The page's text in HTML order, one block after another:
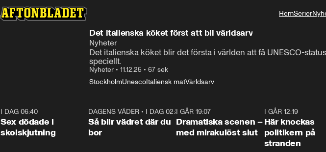
HemSerier
Det italienska köket först att bli världsarv
Nyheter
Det italienska köket blir det första i världen att få UNESCO-
speciellt.
Nyheter • 11.12.25 • 67 sek
StockholmUnescoItaliensk matVärldsarv
I DAG 06:40
Sex dödade i
skolskjutning
1:06
DAGENS VÄDER • I DAG 02:30
Så blir vädret där du
bor
I GÅR 19:07
Dramatiska scenen –
med mirakulöst slut
I GÅR 12:19
Här knockas
politikern på
stranden